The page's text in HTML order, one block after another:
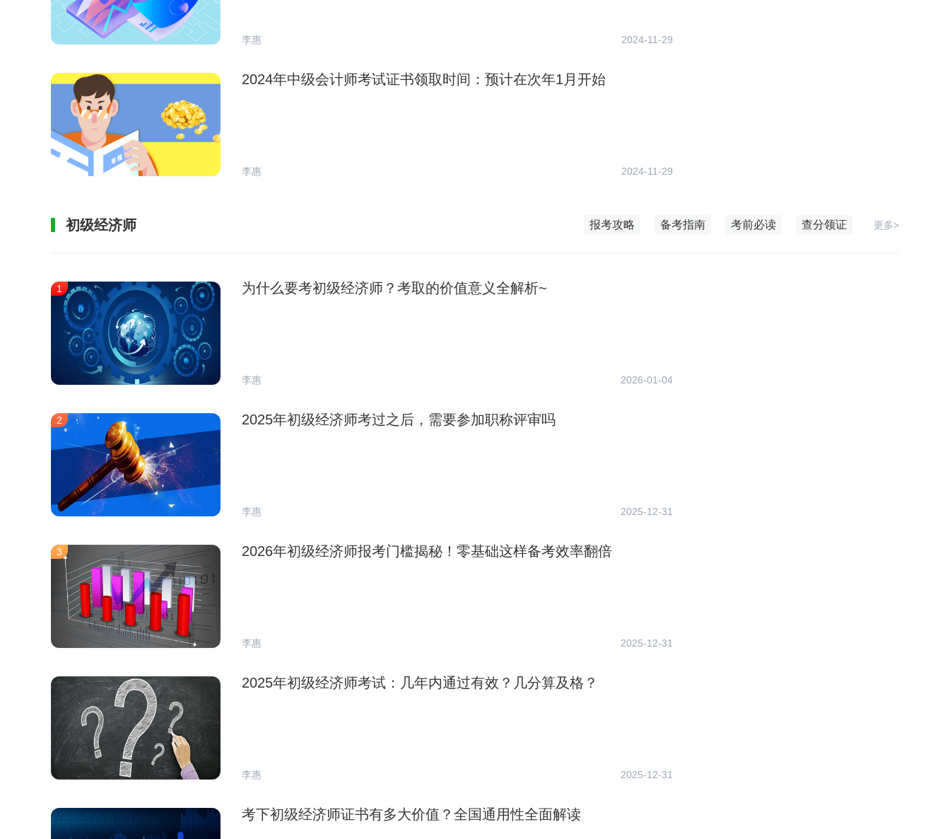
李惠 2024-11-29
2024年中级会计师考试证书领取时间：预计在次年1月开始
李惠 2024-11-29
初级经济师 报考攻略 备考指南 考前必读 查分领证 更多>
1 为什么要考初级经济师？考取的价值意义全解析~
李惠 2026-01-04
2 2025年初级经济师考过之后，需要参加职称评审吗
李惠 2025-12-31
3 2026年初级经济师报考门槛揭秘！零基础这样备考效率翻倍
李惠 2025-12-31
2025年初级经济师考试：几年内通过有效？几分算及格？
李惠 2025-12-31
考下初级经济师证书有多大价值？全国通用性全面解读